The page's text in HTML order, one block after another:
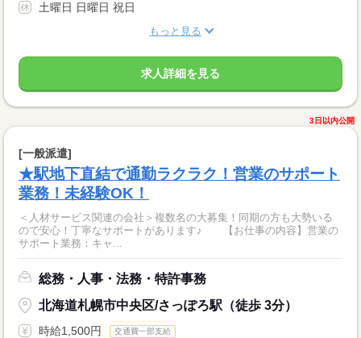
土曜日 日曜日 祝日
もっと見る
求人詳細を見る
3日以内公開
[一般派遣]
★駅地下直結で通勤ラクラク！営業のサポート
業務！未経験OK！
＜人材サービス関連の会社＞複数名の大募集！同期の方も大勢いる
ので安心！丁寧なサポートがあります♪ 【お仕事の内容】営業の
サポート業務：キャ...
総務・人事・法務・特許事務
北海道札幌市中央区/さっぽろ駅（徒歩 3分）
時給1,500円 交通費一部支給